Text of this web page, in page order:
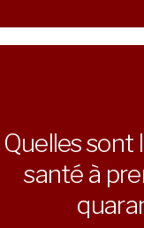
Quelles sont
santé à